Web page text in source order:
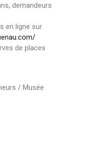
demandeurs
en ligne sur
de places
/ Musée